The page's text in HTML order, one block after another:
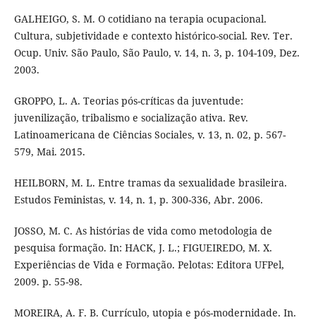
GALHEIGO, S. M. O cotidiano na terapia ocupacional.
Cultura, subjetividade e contexto histórico-social. Rev. Ter.
Ocup. Univ. São Paulo, São Paulo, v. 14, n. 3, p. 104-109, Dez.
2003.
GROPPO, L. A. Teorias pós-críticas da juventude:
juvenilização, tribalismo e socialização ativa. Rev.
Latinoamericana de Ciências Sociales, v. 13, n. 02, p. 567-
579, Mai. 2015.
HEILBORN, M. L. Entre tramas da sexualidade brasileira.
Estudos Feministas, v. 14, n. 1, p. 300-336, Abr. 2006.
JOSSO, M. C. As histórias de vida como metodologia de
pesquisa formação. In: HACK, J. L.; FIGUEIREDO, M. X.
Experiências de Vida e Formação. Pelotas: Editora UFPel,
2009. p. 55-98.
MOREIRA, A. F. B. Currículo, utopia e pós-modernidade. In.